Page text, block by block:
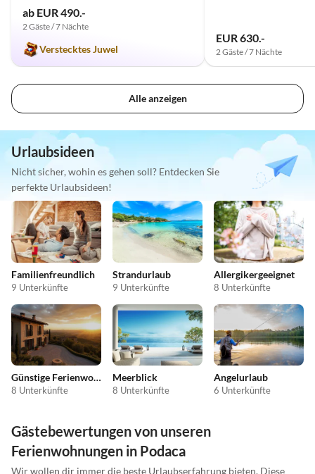
ab EUR 490.-
2 Gäste / 7 Nächte
Verstecktes Juwel
EUR 630.-
2 Gäste / 7 Nächte
Alle anzeigen
Urlaubsideen
Nicht sicher, wohin es gehen soll? Entdecken Sie
perfekte Urlaubsideen!
Familienfreundlich
9 Unterkünfte
Strandurlaub
9 Unterkünfte
Allergikergeeignet
8 Unterkünfte
Günstige Ferienwohnungen
8 Unterkünfte
Meerblick
8 Unterkünfte
Angelurlaub
6 Unterkünfte
Gästebewertungen von unseren
Ferienwohnungen in Podaca
Wir wollen dir immer die beste Urlaubserfahrung bieten. Diese